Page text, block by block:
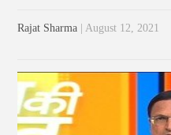
Rajat Sharma | August 12, 2021